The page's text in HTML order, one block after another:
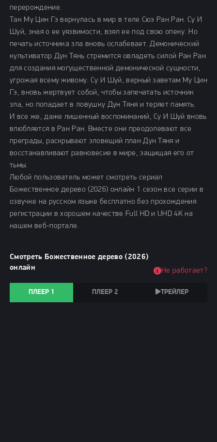
перерождение.
Так Му Цин Гэ вернулась в мир в теле Сюэ Ран Ран. Су И
Шуй, зная о ее уязвимости, взял ее под свою опеку. Но
печать источника зла вновь ослабевает. Демонический
культиватор Дун Тянь стремится овладеть силой Ран Ран
для создания могущественной демонической сущности,
угрожая всему живому. Су И Шуй, верный заветам Му Цин
Гэ, вновь жертвует собой, чтобы запечатать источник
зла, но попадает в ловушку Дун Тяня и теряет память.
И все же, даже лишенный воспоминаний, Су И Шуй вновь
влюбляется в Ран Ран. Вместе они преодолевают все
преграды, раскрывают зловещий план Дун Тяня и
восстанавливают равновесие в мире, защищая его от
тьмы.
Любой пользователь может смотреть сериал
Божественное дерево (2026) онлайн 1 сезон все серии в
озвучке на русском языке бесплатно без прохождения
регистрации в хорошем качестве Full HD и UHD 4K на
нашем веб-портале.
Смотреть Божественное дерево (2026)
онлайн
ПЛЕЕР 1 ПЛЕЕР 2 ТРЕЙЛЕР
Не работает?